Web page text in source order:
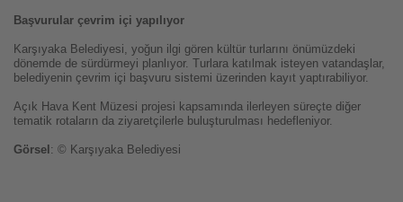
Başvurular çevrim içi yapılıyor
Karşıyaka Belediyesi, yoğun ilgi gören kültür turlarını önümüzdeki
dönemde de sürdürmeyi planlıyor. Turlara katılmak isteyen vatandaşlar,
belediyenin çevrim içi başvuru sistemi üzerinden kayıt yaptırabiliyor.
Açık Hava Kent Müzesi projesi kapsamında ilerleyen süreçte diğer
tematik rotaların da ziyaretçilerle buluşturulması hedefleniyor.
Görsel : © Karşıyaka Belediyesi